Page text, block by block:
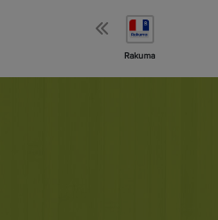
Rakuma